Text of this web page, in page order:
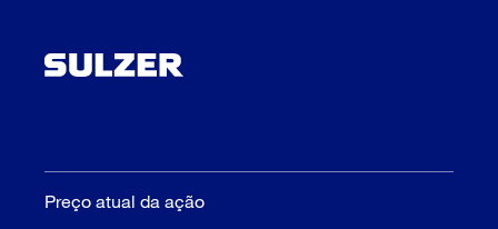
Preço atual da ação